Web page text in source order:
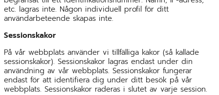
etc. lagras inte. Någon individuell profil för ditt
användarbeteende skapas inte.
Sessionskakor
På vår webbplats använder vi tillfälliga kakor (så kallade
sessionskakor). Sessionskakor lagras endast under din
användning av vår webbplats. Sessionskakor fungerar
endast för att identifiera dig under ditt besök på vår
webbplats. Sessionskakor raderas i slutet av varje session.